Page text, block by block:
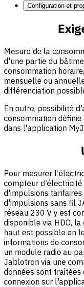
Configuration et
Mesure de la
d'une partie du
consommation
mensuelle ou
différenciation
En outre, possibilité
consommation définie
dans l'application
Pour mesurer
compteur d'électricité
d'impulsions tarifaires
d'impulsions sans fil
réseau 230 V y est
disponible via HDO,
haut est possible en
informations de
un module radio au
Jablotron via une
données sont
connexion sur